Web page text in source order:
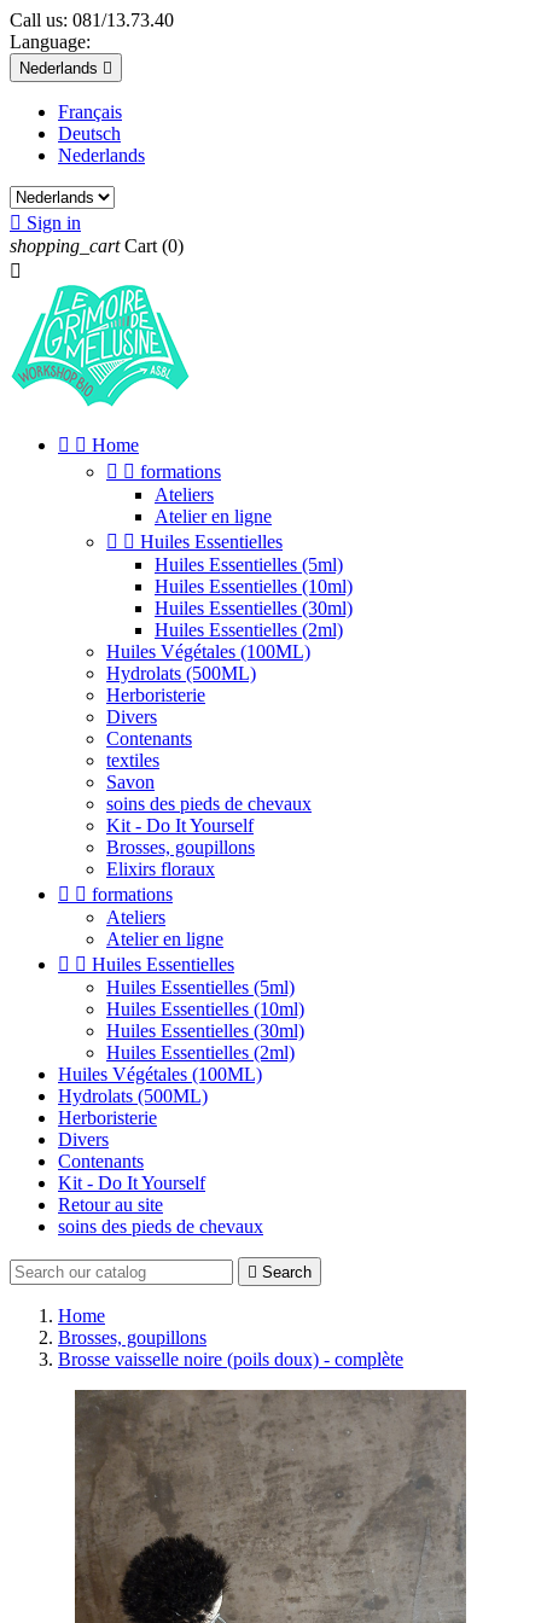
Call us: 081/13.73.40
Language:
Nederlands 
Français
Deutsch
Nederlands
 Sign in
shopping_cart Cart (0)

  Home
  formations
Ateliers
Atelier en ligne
  Huiles Essentielles
Huiles Essentielles (5ml)
Huiles Essentielles (10ml)
Huiles Essentielles (30ml)
Huiles Essentielles (2ml)
Huiles Végétales (100ML)
Hydrolats (500ML)
Herboristerie
Divers
Contenants
textiles
Savon
soins des pieds de chevaux
Kit - Do It Yourself
Brosses, goupillons
Elixirs floraux
  formations
Ateliers
Atelier en ligne
  Huiles Essentielles
Huiles Essentielles (5ml)
Huiles Essentielles (10ml)
Huiles Essentielles (30ml)
Huiles Essentielles (2ml)
Huiles Végétales (100ML)
Hydrolats (500ML)
Herboristerie
Divers
Contenants
Kit - Do It Yourself
Retour au site
soins des pieds de chevaux
 Search
Home
Brosses, goupillons
Brosse vaisselle noire (poils doux) - complète